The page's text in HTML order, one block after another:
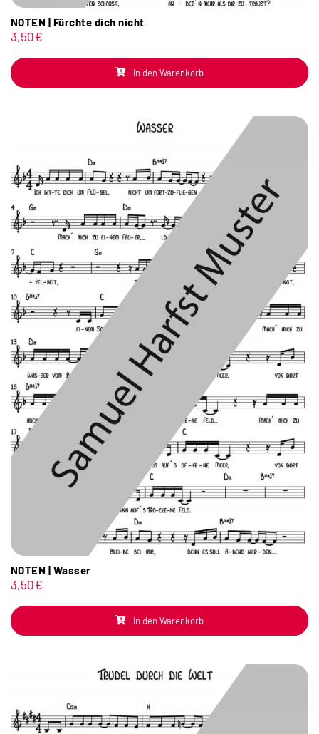
NOTEN | Fürchte dich nicht
3,50€
In den Warenkorb
NOTEN | Wasser
3,50€
In den Warenkorb